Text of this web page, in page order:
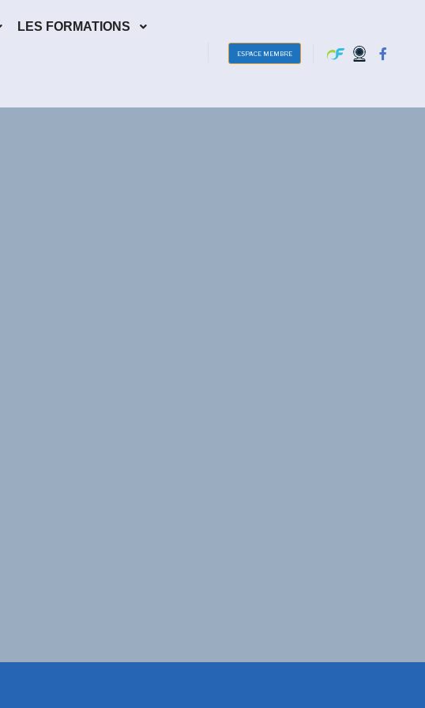
LES FORMATIONS
ESPACE MEMBRE